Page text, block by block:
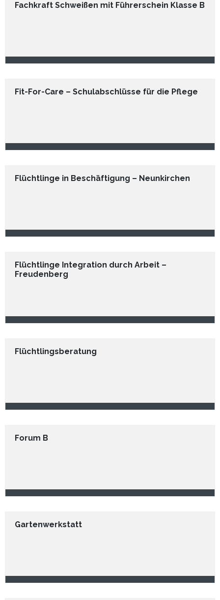
Fachkraft Schweißen mit Führerschein Klasse B
Fit-For-Care – Schulabschlüsse für die Pflege
Flüchtlinge in Beschäftigung – Neunkirchen
Flüchtlinge Integration durch Arbeit –
Freudenberg
Flüchtlingsberatung
Forum B
Gartenwerkstatt